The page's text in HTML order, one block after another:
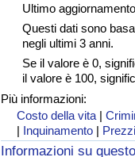
Ultimo
Questi dati sono
negli ultimi 3 anni.
Se il valore è 0,
il valore è 100,
Più informazioni:
Costo della vita |
| Inquinamento |
Informazioni su
Inquinamento
Indice
Indice di
Indice